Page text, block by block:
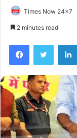
Times Now 24x7
2 minutes read
FacebookTwitter